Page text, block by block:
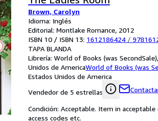
Brown, Carolyn
Idioma: Inglés
Editorial: Montlake Romance, 2012
ISBN 10 / ISBN 13: 1612186424 /
TAPA BLANDA
Librería: World of Books (was
Unidos de AmericaWorld of Books (was
Estados Unidos de America
Vendedor de 5 estrellas
Condición: Acceptable. Item in
access codes etc.